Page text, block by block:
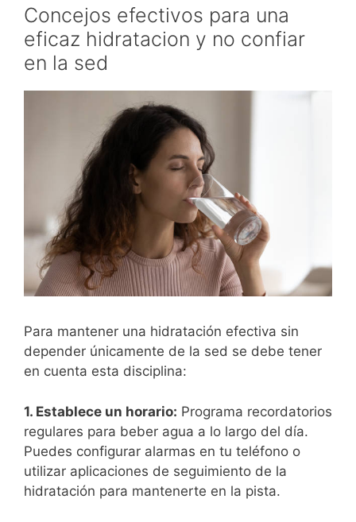
Concejos efectivos para una
eficaz hidratacion y no confiar
en la sed
Para mantener una hidratación efectiva sin
depender únicamente de la sed se debe tener
en cuenta esta disciplina:
1. Establece un horario: Programa recordatorios
regulares para beber agua a lo largo del día.
Puedes configurar alarmas en tu teléfono o
utilizar aplicaciones de seguimiento de la
hidratación para mantenerte en la pista.